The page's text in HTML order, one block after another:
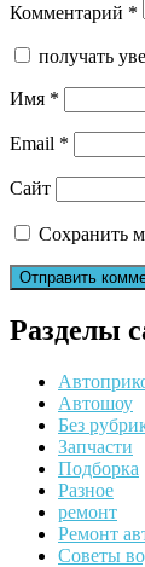
Комментарий *
получать
Имя *
Email *
Сайт
Сохранить
Разделы
Автошоу
Без
Запчасти
Подборка
Разное
ремонт
Ремонт
Советы